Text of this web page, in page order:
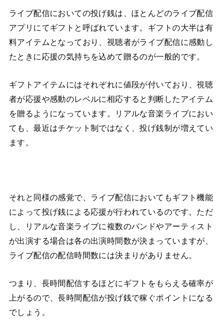
ライブ配信においての投げ銭は、ほとんどのライブ配信
アプリにてギフトと呼ばれています。ギフトの大半は有
料アイテムとなっており、視聴者がライブ配信に感動し
たときに応援の気持ちを込めて贈るのが一般的です。
ギフトアイテムにはそれぞれに値段が付いており、視聴
者が応援や感動のレベルに相応すると判断したアイテム
を贈るようになっています。リアルな音楽ライブにおい
ても、最近はチケット制ではなく、投げ銭制が増えてい
ます。
それと同様の感覚で、ライブ配信においてもギフト機能
によって投げ銭による応援が行われているのです。ただ
し、リアルな音楽ライブに複数のバンドやアーティスト
が出演する場合は各の出演時間数が決まっていますが、
ライブ配信の配信時間数には決まりがありません。
つまり、長時間配信するほどにギフトをもらえる確率が
上がるので、長時間配信が投げ銭で稼ぐポイントになる
でしょう。